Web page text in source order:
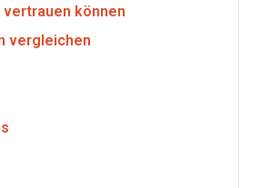
vertrauen können
vergleichen